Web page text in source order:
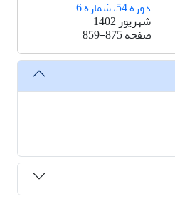
دوره 54، شماره 6
شهریور 1402
صفحه859-875